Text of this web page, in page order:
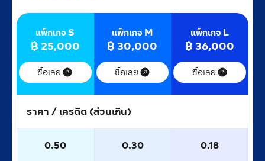
แพ็กเกจS
฿ 25,000
ซื้อเลย
แพ็กเกจ M
฿30,000
ซื้อเลย
แพ็กเกจ L
฿36,000
ซื้อเลย
ราคา / เครดิต (ส่วนเกิน)
0.50 0.30 0.18